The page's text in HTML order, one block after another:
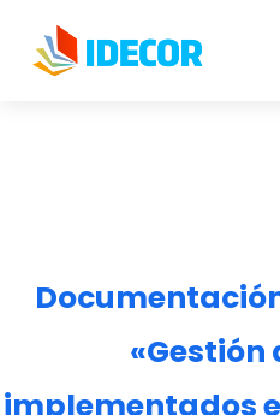
«Gestión
implementados